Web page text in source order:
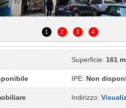
1 2 3 4
Superficie: 161
IPE: Non
Indirizzo: